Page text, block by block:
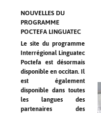
NOUVELLES DU
PROGRAMME
POCTEFA LINGUATEC
Le site du programme
Interrégional Linguatec
Poctefa est désormais
disponible en occitan. Il
est également
disponible dans toutes
les langues des
partenaires des